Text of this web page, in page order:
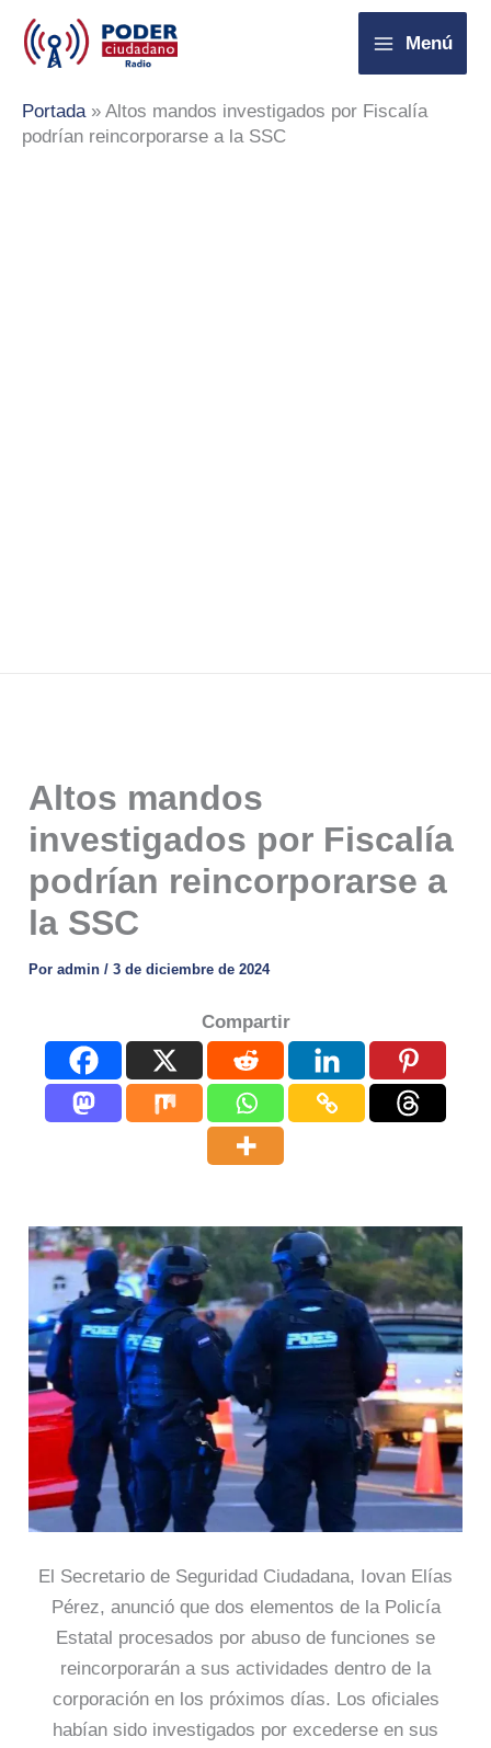
contenido
Menú
Portada» Altos mandos investigados por Fiscalía
podrían reincorporarse a la SSC
Altos mandos
investigados por Fiscalía
podrían reincorporarse a
la SSC
Poradmin/3 de diciembre de 2024
Compartir
El Secretario de Seguridad Ciudadana, Iovan Elías
Pérez, anunció que dos elementos de la Policía
Estatal procesados por abuso de funciones se
reincorporarán a sus actividades dentro de la
corporación en los próximos días. Los oficiales
habían sido investigados por excederse en sus